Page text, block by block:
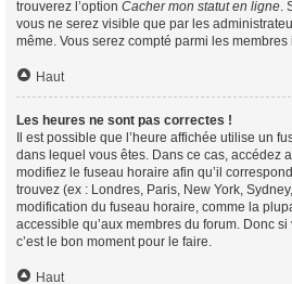
trouverez l’option Cacher mon statut en ligne.
vous ne serez visible que par les
même. Vous serez compté parmi les
Haut
Les heures ne sont pas correctes !
Il est possible que l’heure affichée utilise un
dans lequel vous êtes. Dans ce cas, accédez
modifiez le fuseau horaire afin qu’il
trouvez (ex : Londres, Paris, New York,
modification du fuseau horaire, comme la
accessible qu’aux membres du forum. Donc
c’est le bon moment pour le faire.
Haut